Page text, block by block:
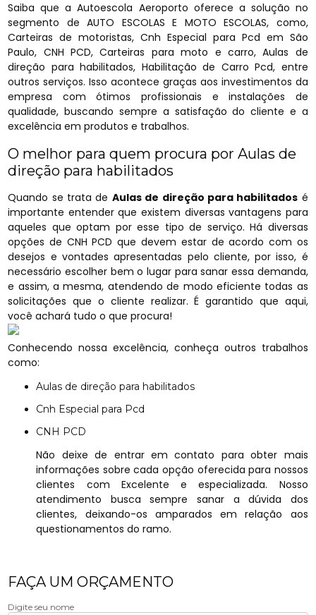
Saiba que a Autoescola Aeroporto oferece a solução no
segmento de AUTO ESCOLAS E MOTO ESCOLAS, como,
Carteiras de motoristas, Cnh Especial para Pcd em São
Paulo, CNH PCD, Carteiras para moto e carro, Aulas de
direção para habilitados, Habilitação de Carro Pcd, entre
outros serviços. Isso acontece graças aos investimentos da
empresa com ótimos profissionais e instalações de
qualidade, buscando sempre a satisfação do cliente e a
excelência em produtos e trabalhos.
O melhor para quem procura por Aulas de
direção para habilitados
Quando se trata de Aulas de direção para habilitados é
importante entender que existem diversas vantagens para
aqueles que optam por esse tipo de serviço. Há diversas
opções de CNH PCD que devem estar de acordo com os
desejos e vontades apresentadas pelo cliente, por isso, é
necessário escolher bem o lugar para sanar essa demanda,
e assim, a mesma, atendendo de modo eficiente todas as
solicitações que o cliente realizar. É garantido que aqui,
você achará tudo o que procura!
Conhecendo nossa excelência, conheça outros trabalhos
como:
Aulas de direção para habilitados
Cnh Especial para Pcd
CNH PCD
Não deixe de entrar em contato para obter mais
informações sobre cada opção oferecida para nossos
clientes com Excelente e especializada. Nosso
atendimento busca sempre sanar a dúvida dos
clientes, deixando-os amparados em relação aos
questionamentos do ramo.
FAÇA UM ORÇAMENTO
Digite seu nome